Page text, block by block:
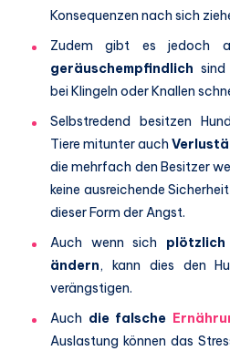
Konsequenzen nach sich
Zudem gibt es jedoch
geräuschempfindlich sind
bei Klingeln oder Knallen
Selbstredend besitzen
Tiere mitunter auch
die mehrfach den Besitzer
keine ausreichende
dieser Form der Angst.
Auch wenn sich
ändern, kann dies den
verängstigen.
Auch die falsche
Auslastung können das